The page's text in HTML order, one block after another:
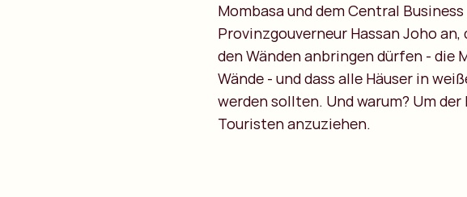
Mombasa und dem Central
Provinzgouverneur Hassan Joho
den Wänden anbringen dürfen - die
Wände - und dass alle Häuser in
werden sollten. Und warum? Um
Touristen anzuziehen.